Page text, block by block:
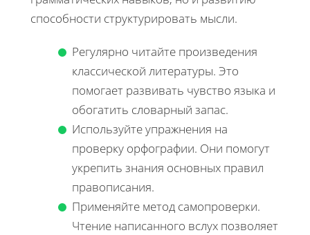
способности структурировать мысли.
Регулярно читайте произведения
классической литературы. Это
помогает развивать чувство языка и
обогатить словарный запас.
Используйте упражнения на
проверку орфографии. Они помогут
укрепить знания основных правил
правописания.
Применяйте метод самопроверки.
Чтение написанного вслух позволяет